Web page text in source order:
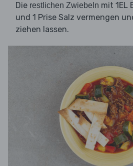
Die restlichen Zwiebeln mit 1EL
und 1 Prise Salz vermengen
ziehen lassen.